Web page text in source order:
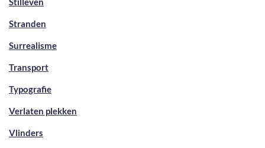
Stranden
Surrealisme
Transport
Typografie
Verlaten plekken
Vlinders